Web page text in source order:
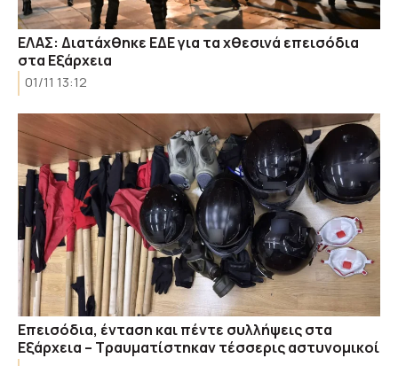
ΕΛΑΣ: Διατάχθηκε ΕΔΕ για τα χθεσινά επεισόδια
στα Εξάρχεια
01/11 13:12
Επεισόδια, ένταση και πέντε συλλήψεις στα
Εξάρχεια – Τραυματίστηκαν τέσσερις αστυνομικοί